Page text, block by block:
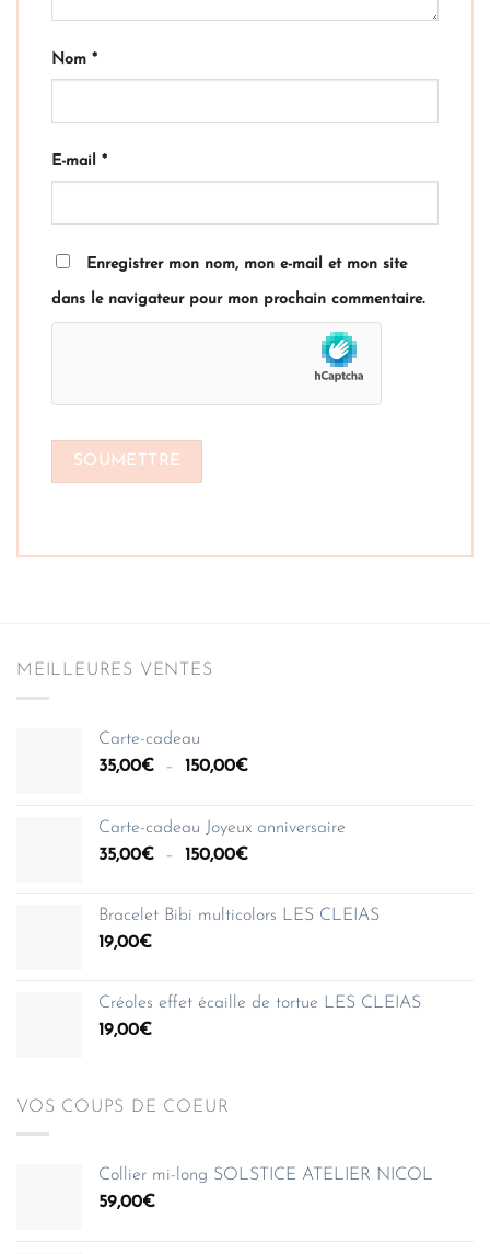
Nom *
E-mail *
Enregistrer mon nom, mon e-mail et mon site
dans le navigateur pour mon prochain commentaire.
MEILLEURES VENTES
Carte-cadeau
35,00€ – 150,00€Plage
35,00€
à
Carte-cadeau Joyeux anniversaire
35,00€ – 150,00€Plage
35,00€
Bracelet Bibi multicolors LES CLEIAS
19,00€
Créoles effet écaille de tortue LES CLEIAS
19,00€
VOS COUPS DE COEUR
Collier mi-long SOLSTICE ATELIER NICOL
59,00€